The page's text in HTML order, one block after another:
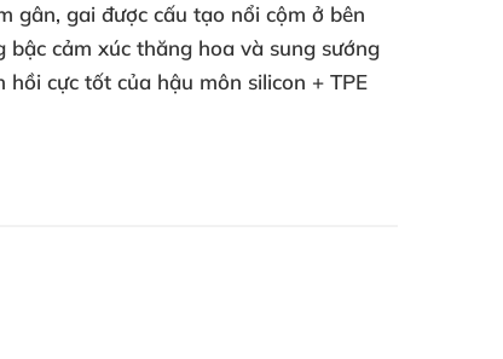
gân, gai được cấu tạo nổi cộm ở bên
bậc cảm xúc thăng hoa và sung sướng
hồi cực tốt của hậu môn silicon + TPE